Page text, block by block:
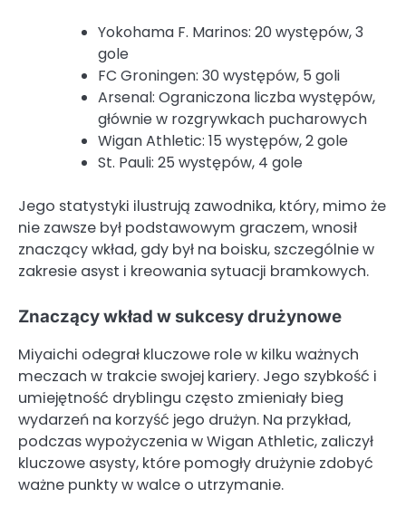
Yokohama F. Marinos: 20 występów, 3
gole
FC Groningen: 30 występów, 5 goli
Arsenal: Ograniczona liczba występów,
głównie w rozgrywkach pucharowych
Wigan Athletic: 15 występów, 2 gole
St. Pauli: 25 występów, 4 gole
Jego statystyki ilustrują zawodnika, który, mimo że
nie zawsze był podstawowym graczem, wnosił
znaczący wkład, gdy był na boisku, szczególnie w
zakresie asyst i kreowania sytuacji bramkowych.
Znaczący wkład w sukcesy drużynowe
Miyaichi odegrał kluczowe role w kilku ważnych
meczach w trakcie swojej kariery. Jego szybkość i
umiejętność dryblingu często zmieniały bieg
wydarzeń na korzyść jego drużyn. Na przykład,
podczas wypożyczenia w Wigan Athletic, zaliczył
kluczowe asysty, które pomogły drużynie zdobyć
ważne punkty w walce o utrzymanie.